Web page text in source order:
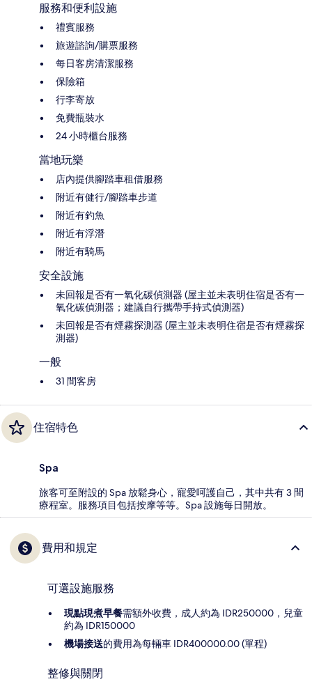
服務和便利設施
禮賓服務
旅遊諮詢/購票服務
每日客房清潔服務
保險箱
行李寄放
免費瓶裝水
24 小時櫃台服務
當地玩樂
店內提供腳踏車租借服務
附近有健行/腳踏車步道
附近有釣魚
附近有浮潛
附近有騎馬
安全設施
未回報是否有一氧化碳偵測器 (屋主並未表明住宿是否有一
氧化碳偵測器；建議自行攜帶手持式偵測器)
未回報是否有煙霧探測器 (屋主並未表明住宿是否有煙霧探
測器)
一般
31 間客房
住宿特色
Spa
旅客可至附設的 Spa 放鬆身心，寵愛呵護自己，其中共有 3 間
療程室。服務項目包括按摩等等。Spa 設施每日開放。
費用和規定
可選設施服務
現點現煮早餐需額外收費，成人約為 IDR250000，兒童
約為 IDR150000
機場接送的費用為每輛車 IDR400000.00 (單程)
整修與關閉